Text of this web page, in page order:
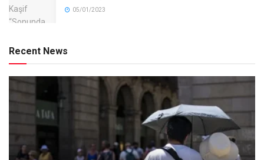
05/01/2023
Recent News